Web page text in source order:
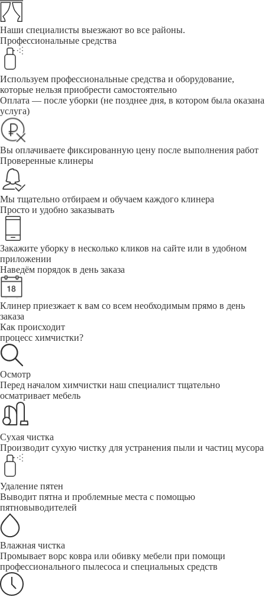
Наши специалисты выезжают во все районы.
Профессиональные средства
Используем профессиональные средства и оборудование,
которые нельзя приобрести самостоятельно
Оплата — после уборки (не позднее дня, в котором была оказана
услуга)
Вы оплачиваете фиксированную цену после выполнения работ
Проверенные клинеры
Мы тщательно отбираем и обучаем каждого клинера
Просто и удобно заказывать
Закажите уборку в несколько кликов на сайте или в удобном
приложении
Наведём порядок в день заказа
Клинер приезжает к вам со всем необходимым прямо в день
заказа
Как происходит
процесс химчистки?
Осмотр
Перед началом химчистки наш специалист тщательно
осматривает мебель
Сухая чистка
Производит сухую чистку для устранения пыли и частиц мусора
Удаление пятен
Выводит пятна и проблемные места с помощью
пятновыводителей
Влажная чистка
Промывает ворс ковра или обивку мебели при помощи
профессионального пылесоса и специальных средств